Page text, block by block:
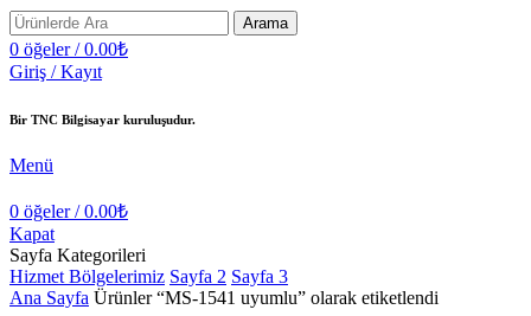
Arama
0 öğeler / 0.00₺
Giriş / Kayıt
Bir TNC Bilgisayar kuruluşudur.
Menü
0 öğeler / 0.00₺
Kapat
Sayfa Kategorileri
Hizmet Bölgelerimiz Sayfa 2 Sayfa 3
Ana Sayfa Ürünler “MS-1541 uyumlu” olarak etiketlendi